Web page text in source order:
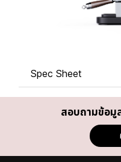
Spec Sheet
สอบถามข้อมู